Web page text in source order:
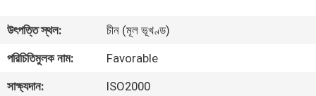
আমাদের
সম্পর্কে
উৎপত্তি স্থল:
চীন (মূল ভূখণ্ড)
পরিচিতিমুলক নাম:
Favorable
সাক্ষ্যদান:
ISO2000